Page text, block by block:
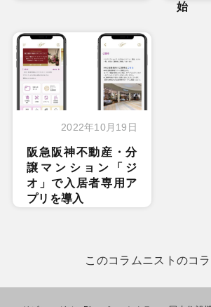
始
2022年10月19日
阪急阪神不動産・分
譲マンション「ジ
オ」で入居者専用ア
プリを導入
このコラムニストのコ